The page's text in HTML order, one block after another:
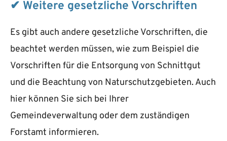
✔ Weitere gesetzliche Vorschriften
Es gibt auch andere gesetzliche Vorschriften, die
beachtet werden müssen, wie zum Beispiel die
Vorschriften für die Entsorgung von Schnittgut
und die Beachtung von Naturschutzgebieten. Auch
hier können Sie sich bei Ihrer
Gemeindeverwaltung oder dem zuständigen
Forstamt informieren.